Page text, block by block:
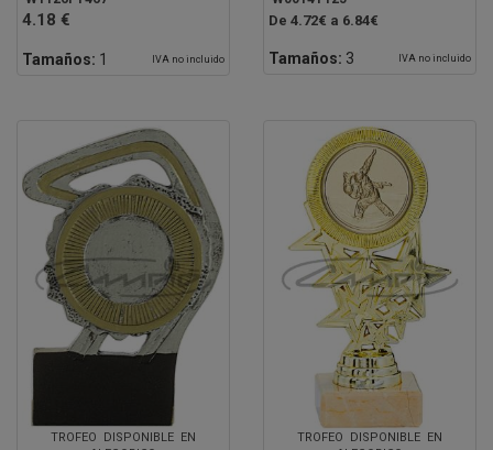
4.18 €
Tamaños: 1 IVA no incluido
De 4.72€ a 6.84€
Tamaños: 3 IVA no incluido
TROFEO DISPONIBLE EN
TROFEO DISPONIBLE EN